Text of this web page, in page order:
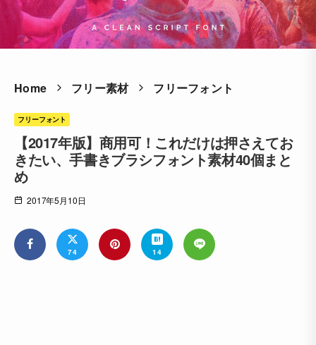
Home フリー素材 フリーフォント
フリーフォント
【2017年版】商用可！これだけは押さえてお
きたい、手書きブラシフォント素材40個まと
め
2017年5月10日
74 14